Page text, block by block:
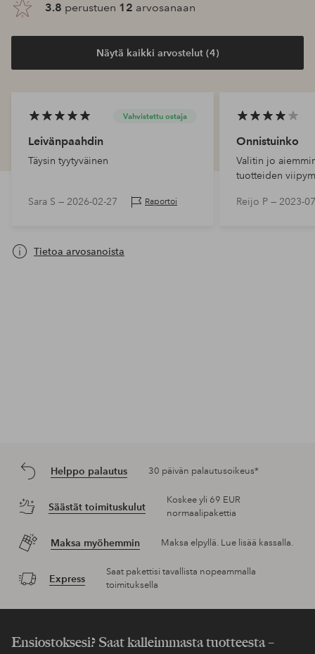
3.8 perustuen 12 arvosanaan
Näytä kaikki arvostelut (4)
Vahvistettu ostaja
Leivänpaahdin
Täysin tyytyväinen
Sara S — 2026-02-27 Raportoi
Onnistuinko
Valitin jo
tuotteiden
leivänpaahtimen
Reijo P — 2023-
Tietoa arvosanoista
Helppo palautus 30 päivän palautusoikeus*
Säästät toimituskulut
Koskee yli 69 EUR
normaalipakettia
Maksa myöhemmin Maksa elpyllä. Lue lisää kassalla.
Express
Saat pakettisi tavallista nopeammalla
toimituksella
Ensiostoksesi? Saat kalleimmasta tuotteesta –